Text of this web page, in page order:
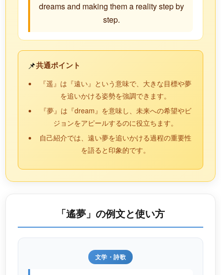
dreams and making them a reality step by
step.
📌共通ポイント
『遥』は『遠い』という意味で、大きな目標や夢
を追いかける姿勢を強調できます。
『夢』は『dream』を意味し、未来への希望やビ
ジョンをアピールするのに役立ちます。
自己紹介では、遠い夢を追いかける過程の重要性
を語ると印象的です。
「遙夢」の例文と使い方
文学・詩歌